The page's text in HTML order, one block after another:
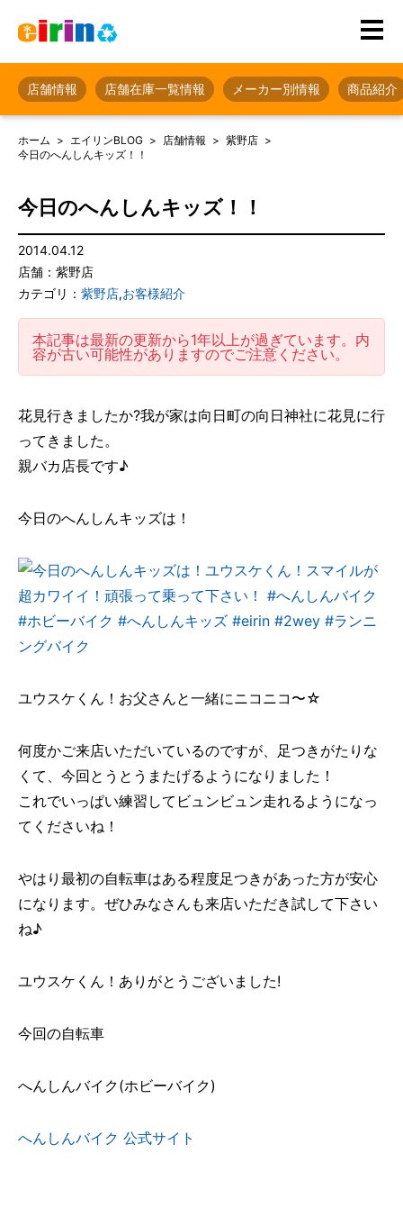
店舗情報 店舗在庫一覧情報 メーカー別情報 商品紹介
ホーム エイリンBLOG 店舗情報
紫野店
今日のへんしんキッズ！！
今日のへんしんキッズ！！
2014.04.12
店舗：紫野店
カテゴリ： 紫野店,お客様紹介
本記事は最新の更新から1年以上が過ぎています。内
容が古い可能性がありますのでご注意ください。
花見行きましたか?我が家は向日町の向日神社に花見に行
ってきました。
親バカ店長です♪
今日のへんしんキッズは！
ユウスケくん！お父さんと一緒にニコニコ〜☆
何度かご来店いただいているのですが、足つきがたりな
くて、今回とうとうまたげるようになりました！
これでいっぱい練習してビュンビュン走れるようになっ
てくださいね！
やはり最初の自転車はある程度足つきがあった方が安心
になります。ぜひみなさんも来店いただき試して下さい
ね♪
ユウスケくん！ありがとうございました!
今回の自転車
へんしんバイク(ホビーバイク)
へんしんバイク 公式サイト